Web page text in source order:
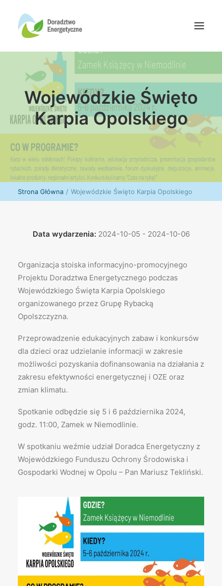
Oferta doradców
Aktualności
Wydarzenia
Oferta finansowania
Wiedza
Media
Kontakt
Wojewódzkie Święto
Karpia Opolskiego
Strona Główna Wojewódzkie Święto Karpia Opolskiego
Data wydarzenia:2024-10-05 - 2024-10-06
Organizacja stoiska informacyjno-promocyjnego
Projektu Doradztwa Energetycznego podczas
Wojewódzkiego Święta Karpia Opolskiego
organizowanego przez Grupę Rybacką
Opolszczyzna.
Przeprowadzenie edukacyjnych zabaw i konkursów
dla dzieci oraz udzielanie informacji w zakresie
możliwości pozyskania dofinansowania na działania z
zakresu efektywności energetycznej i OZE oraz
zmian klimatu.
Spotkanie odbędzie się 5 i 6 października 2024,
godz. 11:00, Zamek w Niemodlinie.
W spotkaniu weźmie udział Doradca Energetyczny z
Wojewódzkiego Funduszu Ochrony Środowiska i
Gospodarki Wodnej w Opolu – Pan Mariusz Tekliński.